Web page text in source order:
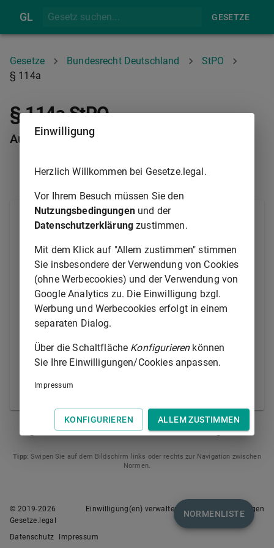
GL GESETZE
Gesetze Bundesrecht Deutschland
StPO
§ 114a
§ 114a StPO
Aushändigung des Haftbefehls; Übersetzung
Dem Beschuldigten ist bei der Verhaftung eine
Abschrift des Haftbefehls auszuhändigen; beherrscht
er die deutsche Sprache nicht hinreichend, erhält er
zudem eine Übersetzung in einer für ihn
verständlichen Sprache. Ist die Aushändigung einer
Abschrift und einer etwaigen Übersetzung nicht
möglich, ist ihm unverzüglich in einer für ihn
verständlichen Sprache mitzuteilen, welches die
Beschuldigungen gegen ihn erhoben werden. In
diesem Fall ist die Aushändigung der Abschrift des
unverzüglich nachzuholen.
§ 114B
Tipp: Swipen Sie auf dem Bildschirm links oder rechts zur Navigation zwischen
Normen.
NORMENLISTE
© 2019-2026
Gesetze.legal
Einwilligung(en) verwalten Nutzungsbedingungen
Datenschutz Impressum
Einwilligung
Herzlich Willkommen bei Gesetze.legal.
Vor Ihrem Besuch müssen Sie den
Nutzungsbedingungenund der
Datenschutzerklärung zustimmen.
Mit dem Klick auf "Allem zustimmen" stimmen
Sie insbesondere der Verwendung von Cookies
(ohne Werbecookies) und der Verwendung von
Google Analytics zu. Die Einwilligung bzgl.
Werbung und Werbecookies erfolgt in einem
separaten Dialog.
Über die Schaltfläche Konfigurierenkönnen
Sie Ihre Einwilligungen/Cookies anpassen.
Impressum
KONFIGURIEREN ALLEM ZUSTIMMEN